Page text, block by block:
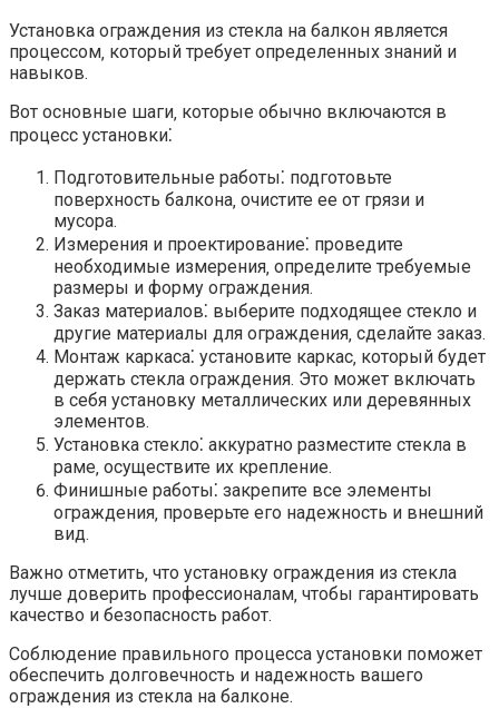
Установка ограждения из стекла на балкон является
процессом‚ который требует определенных знаний и
навыков.​
Вот основные шаги‚ которые обычно включаются в
процесс установки⁚
Подготовительные работы⁚ подготовьте
поверхность балкона‚ очистите ее от грязи и
мусора.​
Измерения и проектирование⁚ проведите
необходимые измерения‚ определите требуемые
размеры и форму ограждения.​
Заказ материалов⁚ выберите подходящее стекло и
другие материалы для ограждения‚ сделайте заказ.
Монтаж каркаса⁚ установите каркас‚ который будет
держать стекла ограждения.​ Это может включать
в себя установку металлических или деревянных
элементов.
Установка стекло⁚ аккуратно разместите стекла в
раме‚ осуществите их крепление.​
Финишные работы⁚ закрепите все элементы
ограждения‚ проверьте его надежность и внешний
вид.​
Важно отметить‚ что установку ограждения из стекла
лучше доверить профессионалам‚ чтобы гарантировать
качество и безопасность работ.
Соблюдение правильного процесса установки поможет
обеспечить долговечность и надежность вашего
ограждения из стекла на балконе.​